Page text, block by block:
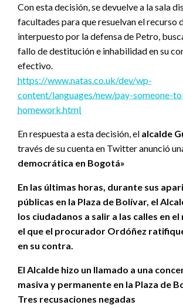
Con esta decisión, se devuelve a la sala
facultades para que resuelvan el recurso
interpuesto por la defensa de Petro,
fallo de destitución e inhabilidad en su
efectivo.
https://www.natas.co.uk/dev/wp-
content/languages/new/pay-someone-
homework.html
En respuesta a esta decisión, el alcalde
través de su cuenta en Twitter anunció
democrática en Bogotá»
En las últimas horas, durante sus
públicas en la Plaza de Bolívar, el
los ciudadanos a salir a las calles en
el que el procurador Ordóñez
en su contra.
El Alcalde hizo un llamado a una
masiva y permanente en la Plaza de
Tres recusaciones negadas